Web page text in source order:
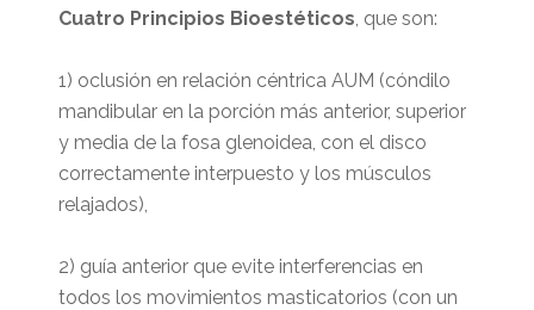
Cuatro Principios Bioestéticos, que son:
1) oclusión en relación céntrica AUM (cóndilo
mandibular en la porción más anterior, superior
y media de la fosa glenoidea, con el disco
correctamente interpuesto y los músculos
relajados),
2) guía anterior que evite interferencias en
todos los movimientos masticatorios (con un